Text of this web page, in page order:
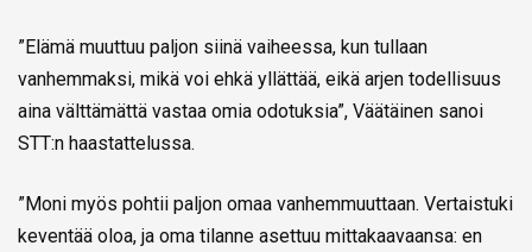
”Elämä muuttuu paljon siinä vaiheessa, kun tullaan
vanhemmaksi, mikä voi ehkä yllättää, eikä arjen todellisuus
aina välttämättä vastaa omia odotuksia”, Väätäinen sanoi
STT:n haastattelussa.
”Moni myös pohtii paljon omaa vanhemmuuttaan. Vertaistuki
keventää oloa, ja oma tilanne asettuu mittakaavaansa: en